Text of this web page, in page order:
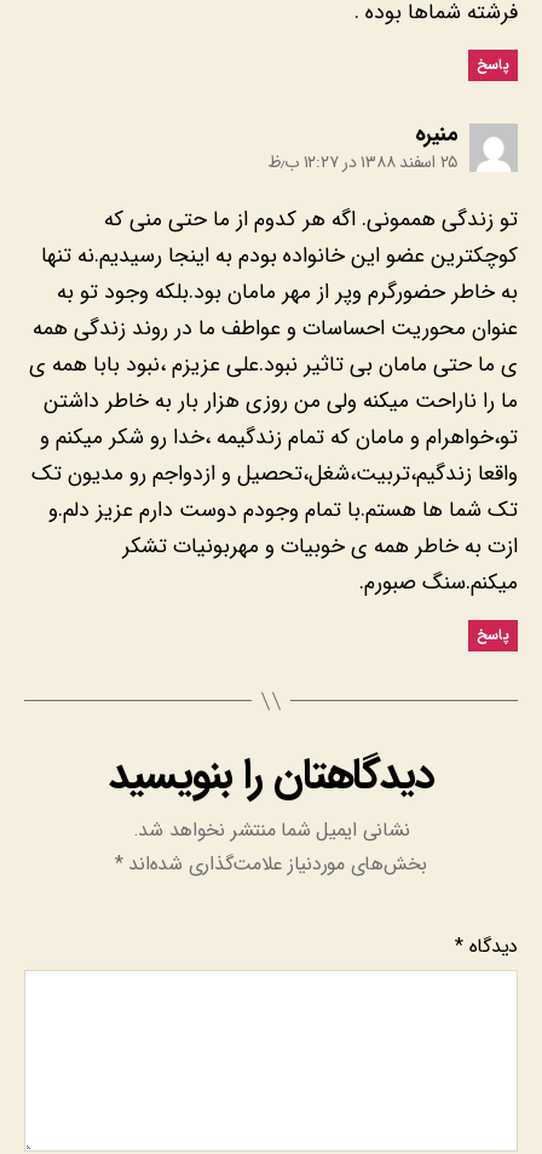
فرشته شماها بوده .
پاسخ
۲۵ اسفند ۱۳۸۸ در ۱۲:۲۷ ب٫ظ
‎تو زندگی هممونی. اگه هر کدوم از ما حتی منی که
کوچکترین عضو این خانواده بودم به اینجا رسیدیم.نه تنها
به خاطر حضورگرم وپر از مهر مامان بود.بلکه وجود تو به
عنوان محوریت احساسات و عواطف ما در روند زندگی همه
ی ما حتی مامان بی تاثیر نبود.علی عزیزم ،نبود بابا همه ی
ما را ناراحت میکنه ولی من روزی هزار بار به خاطر داشتن
تو،خواهرام و مامان که تمام زندگیمه ،خدا رو شکر میکنم و
واقعا زندگیم،تربیت،شغل،تحصیل و ازدواجم رو مدیون تک
تک شما ها هستم.با تمام وجودم دوست دارم عزیز دلم.و
ازت به خاطر همه ی خوبیات و مهربونیات تشکر
میکنم.سنگ صبورم.
پاسخ
دیدگاهتان را بنویسید
نشانی ایمیل شما منتشر نخواهد شد.
بخش‌های موردنیاز علامت‌گذاری شده‌اند*
دیدگاه*